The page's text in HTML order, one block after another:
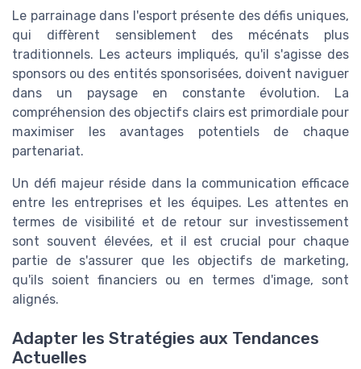
Le parrainage dans l'esport présente des défis uniques,
qui diffèrent sensiblement des mécénats plus
traditionnels. Les acteurs impliqués, qu'il s'agisse des
sponsors ou des entités sponsorisées, doivent naviguer
dans un paysage en constante évolution. La
compréhension des objectifs clairs est primordiale pour
maximiser les avantages potentiels de chaque
partenariat.
Un défi majeur réside dans la communication efficace
entre les entreprises et les équipes. Les attentes en
termes de visibilité et de retour sur investissement
sont souvent élevées, et il est crucial pour chaque
partie de s'assurer que les objectifs de marketing,
qu'ils soient financiers ou en termes d'image, sont
alignés.
Adapter les Stratégies aux Tendances
Actuelles